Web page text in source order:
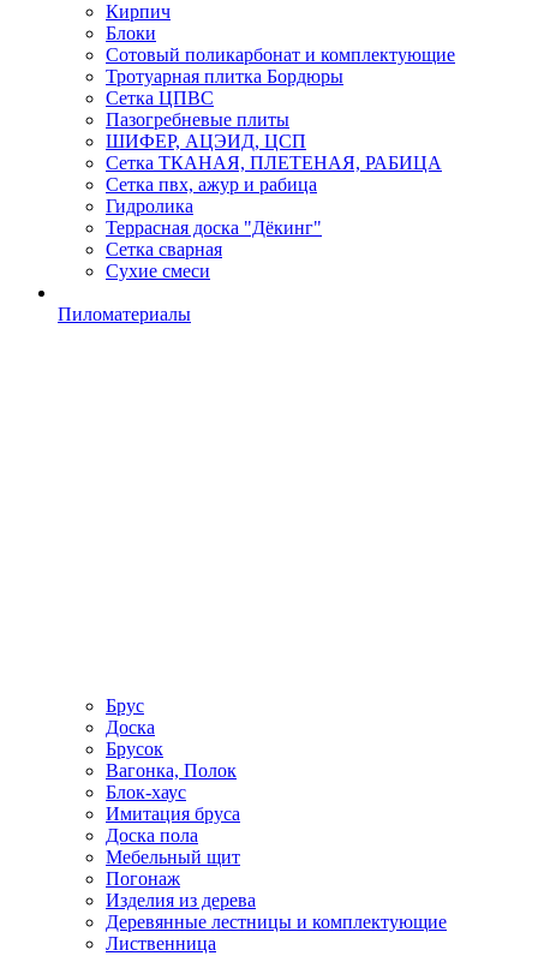
Кирпич
Блоки
Сотовый поликарбонат и комплектующие
Тротуарная плитка Бордюры
Сетка ЦПВС
Пазогребневые плиты
ШИФЕР, АЦЭИД, ЦСП
Сетка ТКАНАЯ, ПЛЕТЕНАЯ, РАБИЦА
Сетка пвх, ажур и рабица
Гидролика
Террасная доска "Дёкинг"
Сетка сварная
Сухие смеси
Пиломатериалы
Брус
Доска
Брусок
Вагонка, Полок
Блок-хаус
Имитация бруса
Доска пола
Мебельный щит
Погонаж
Изделия из дерева
Деревянные лестницы и комплектующие
Лиственница